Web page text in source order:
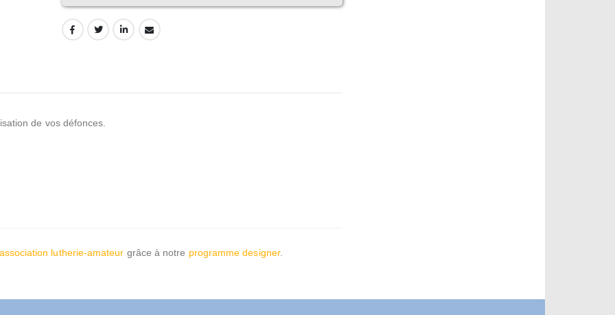
de vos défonces.
lutherie-amateur grâce à notre programme designer.